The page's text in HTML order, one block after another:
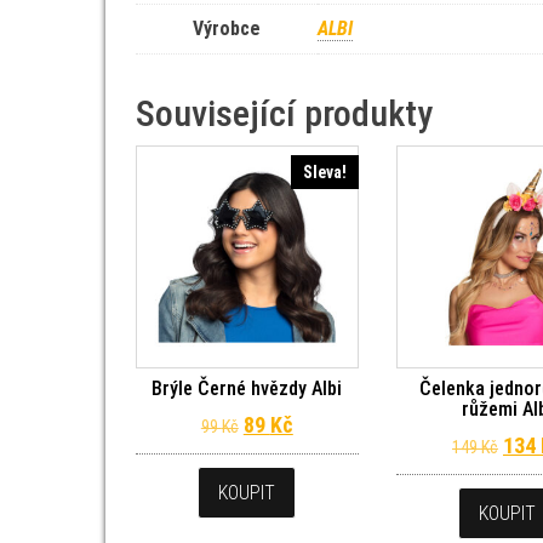
Výrobce ALBI
Související produkty
Sleva!
Brýle Černé hvězdy Albi
99Kč Původní cena byla: 99 Kč.
89 KčAktuální cena je: 89 Kč.
KOUPIT
Čelenka
růžemi
149Kč 134
KOUPIT